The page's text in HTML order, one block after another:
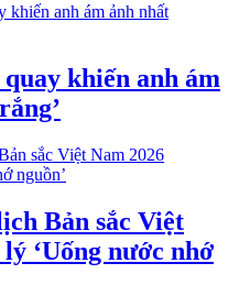
khiến anh ám
Bản sắc Việt
‘Uống nước nhớ